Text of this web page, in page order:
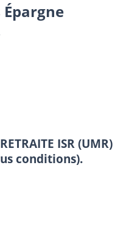
Épargne
ISR (UMR)
conditions).